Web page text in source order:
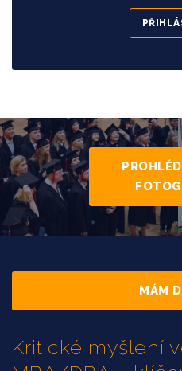
MÁM
Kritické myšlení